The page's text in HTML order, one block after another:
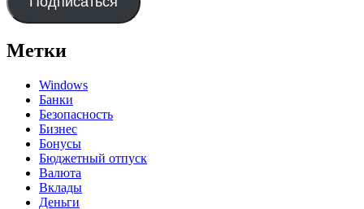
Метки
Windows
Банки
Безопасность
Бизнес
Бонусы
Бюджетный отпуск
Валюта
Вклады
Деньги